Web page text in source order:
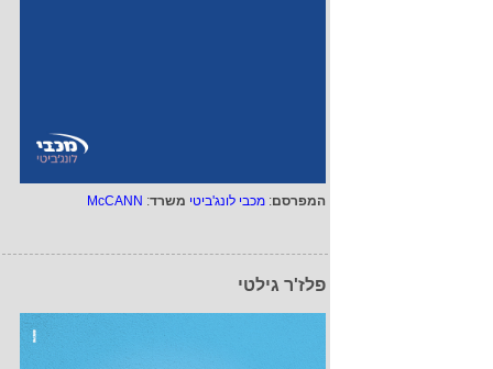
המפרסם: מכבי לונג'ביטי משרד:
McCANN
פלז'ר גילטי